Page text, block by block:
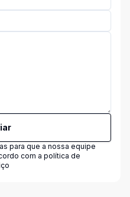
para que a nossa equipe
com a política de